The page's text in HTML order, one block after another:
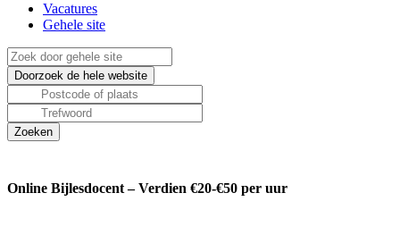
Vacatures
Gehele site
Online Bijlesdocent – Verdien €20-€50 per uur